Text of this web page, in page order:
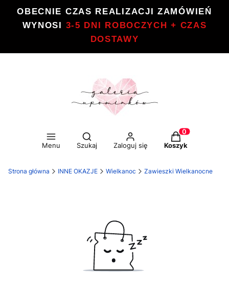
OBECNIE CZAS REALIZACJI ZAMÓWIEŃ
WYNOSI 3-5 DNI ROBOCZYCH + CZAS
DOSTAWY
Menu
Otwórz wyszukiwarkę
Szukaj Zaloguj się
Produkty w
Koszyk
Strona główna INNE OKAZJE Wielkanoc Zawieszki Wielkanocne